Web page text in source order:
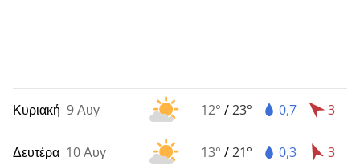
Κυριακή 9 Αυγ 12° /23° 0,7 3
Δευτέρα 10 Αυγ 13° /21° 0,3 3